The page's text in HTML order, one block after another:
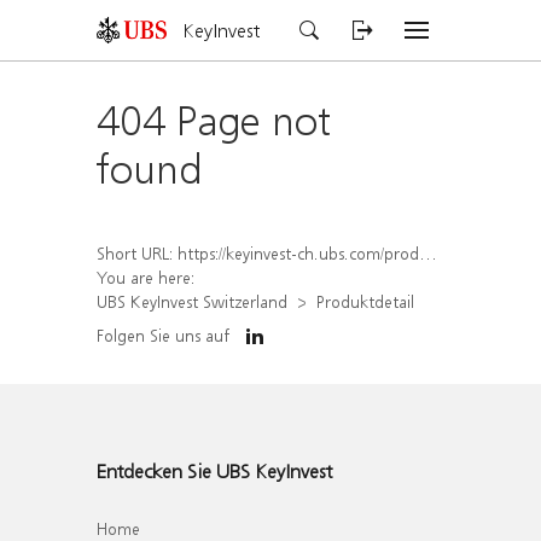
KeyInvest
404 Page not
found
Short URL: https://keyinvest-ch.ubs.com/produkt/detail/index/isin/CH1578796489
You are here:
UBS KeyInvest Switzerland
Produktdetail
Folgen Sie uns auf
Entdecken Sie UBS KeyInvest
Home